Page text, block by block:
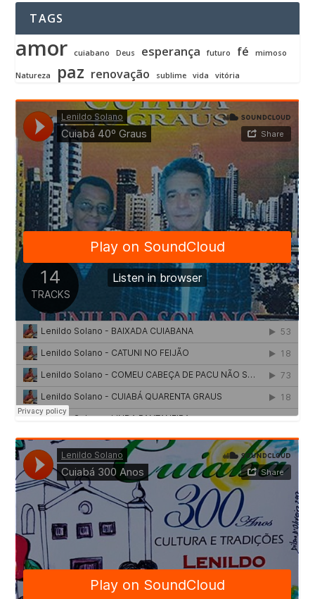
TAGS
amor cuiabano Deus esperança futuro fé mimoso
Natureza paz renovação sublime vida vitória